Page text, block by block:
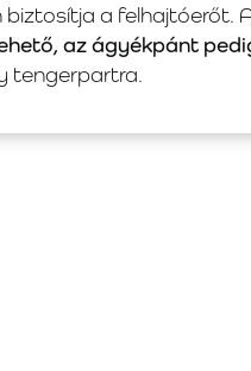
biztosítja a felhajtóerőt.
az ágyékpánt
tengerpartra.